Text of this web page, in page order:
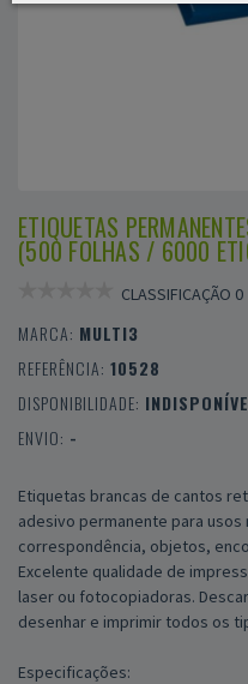
ETIQUETAS
(500 FOLHAS / 6000
CLASSIFICAÇÃO
MARCA: MULTI3
REFERÊNCIA: 10528
DISPONIBILIDADE:
ENVIO: -
Etiquetas brancas de cantos
adesivo permanente para
correspondência, objetos,
Excelente qualidade de
laser ou fotocopiadoras.
desenhar e imprimir todos os
Especificações: